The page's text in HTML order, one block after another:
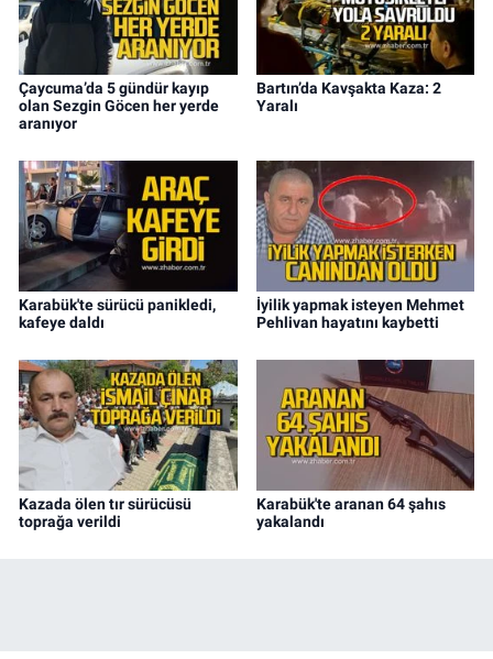
Çaycuma’da 5 gündür kayıp
olan Sezgin Göcen her yerde
aranıyor
Bartın’da Kavşakta Kaza: 2
Yaralı
Karabük'te sürücü panikledi,
kafeye daldı
İyilik yapmak isteyen Mehmet
Pehlivan hayatını kaybetti
Kazada ölen tır sürücüsü
toprağa verildi
Karabük'te aranan 64 şahıs
yakalandı